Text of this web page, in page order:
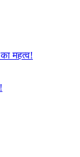
महत्व!